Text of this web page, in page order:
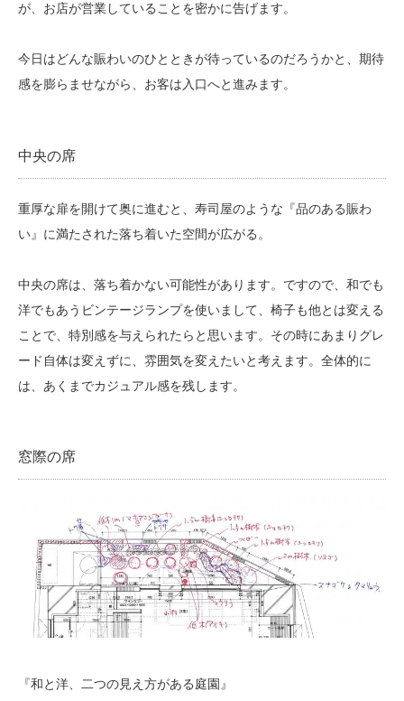
が、お店が営業していることを密かに告げます。
今日はどんな賑わいのひとときが待っているのだろうかと、期待
感を膨らませながら、お客は入口へと進みます。
中央の席
重厚な扉を開けて奥に進むと、寿司屋のような『品のある賑わ
い』に満たされた落ち着いた空間が広がる。
中央の席は、落ち着かない可能性があります。ですので、和でも
洋でもあうビンテージランプを使いまして、椅子も他とは変える
ことで、特別感を与えられたらと思います。その時にあまりグレ
ード自体は変えずに、雰囲気を変えたいと考えます。全体的に
は、あくまでカジュアル感を残します。
窓際の席
『和と洋、二つの見え方がある庭園』